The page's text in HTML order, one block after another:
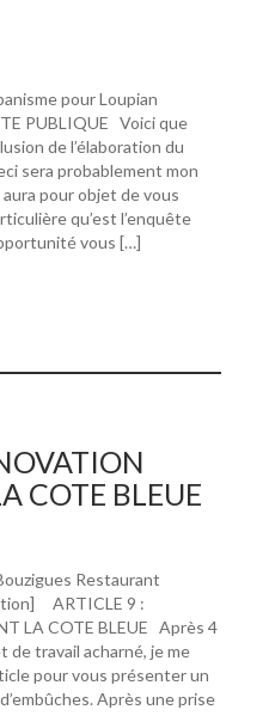
pour Loupian
PUBLIQUE Voici que
de l’élaboration du
sera probablement mon
pour objet de vous
qu’est l’enquête
vous […]
COTE BLEUE
Restaurant
ARTICLE 9 :
LA COTE BLEUE Après 4
de travail acharné, je me
pour vous présenter un
Après une prise